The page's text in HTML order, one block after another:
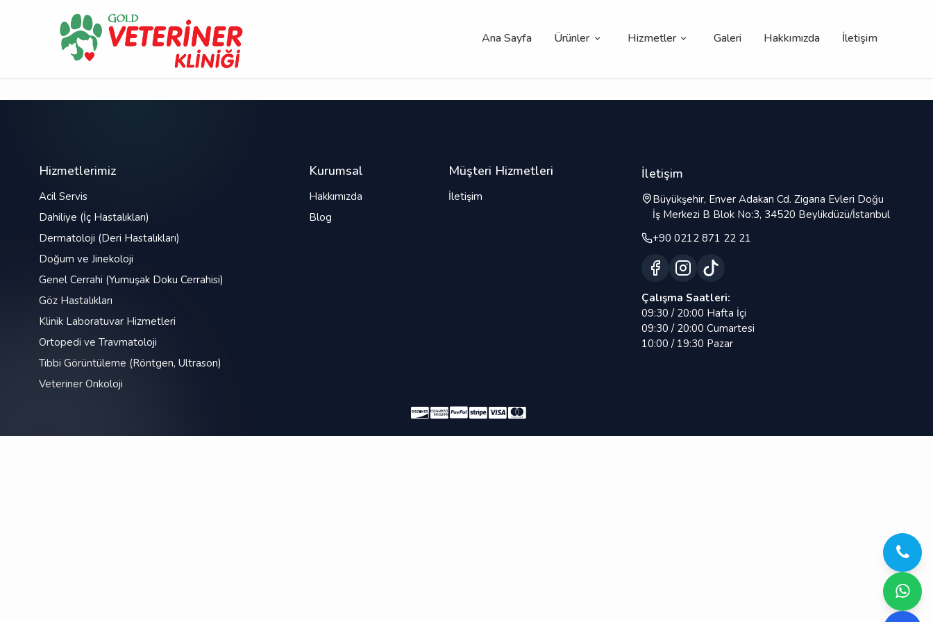
Ana Sayfa Ürünler Hizmetler Galeri Hakkımızda İletişim
Hizmetlerimiz
Acil Servis
Dahiliye (İç Hastalıkları)
Dermatoloji (Deri Hastalıkları)
Doğum ve Jinekoloji
Genel Cerrahi (Yumuşak Doku Cerrahisi)
Göz Hastalıkları
Klinik Laboratuvar Hizmetleri
Ortopedi ve Travmatoloji
Tıbbi Görüntüleme (Röntgen, Ultrason)
Veteriner Onkoloji
Kurumsal
Hakkımızda
Blog
Müşteri Hizmetleri
İletişim
İletişim
Büyükşehir, Enver Adakan Cd. Zigana Evleri Doğu
İş Merkezi B Blok No:3, 34520 Beylikdüzü/İstanbul
+90 0212 871 22 21
Çalışma Saatleri:
09:30 / 20:00 Hafta İçi
09:30 / 20:00 Cumartesi
10:00 / 19:30 Pazar